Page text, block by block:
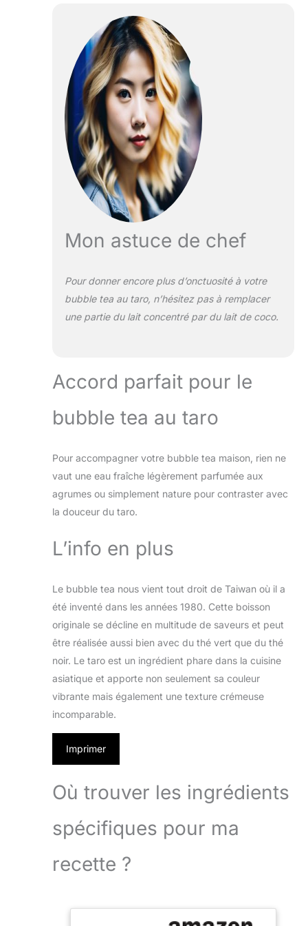
Mon astuce de chef
Pour donner encore plus d’onctuosité à votre
bubble tea au taro, n’hésitez pas à remplacer
une partie du lait concentré par du lait de coco.
Accord parfait pour le
bubble tea au taro
Pour accompagner votre bubble tea maison, rien ne
vaut une eau fraîche légèrement parfumée aux
agrumes ou simplement nature pour contraster avec
la douceur du taro.
L’info en plus
Le bubble tea nous vient tout droit de Taiwan où il a
été inventé dans les années 1980. Cette boisson
originale se décline en multitude de saveurs et peut
être réalisée aussi bien avec du thé vert que du thé
noir. Le taro est un ingrédient phare dans la cuisine
asiatique et apporte non seulement sa couleur
vibrante mais également une texture crémeuse
incomparable.
Imprimer
Où trouver les ingrédients
spécifiques pour ma
recette ?